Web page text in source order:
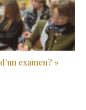
examen? »